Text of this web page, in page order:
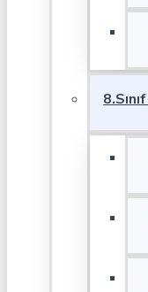
8.Sınıf